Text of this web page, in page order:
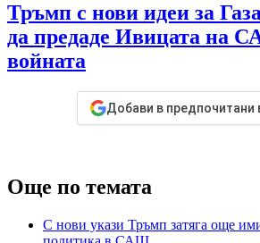
Тръмп с нови идеи за
да предаде Ивицата на
войната
Добави в предпочитани
Още по темата
С нови укази Тръмп затяга още